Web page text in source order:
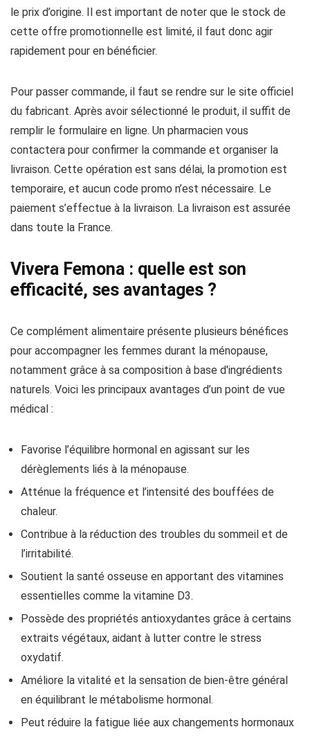
le prix d’origine. Il est important de noter que le stock de
cette offre promotionnelle est limité, il faut donc agir
rapidement pour en bénéficier.
Pour passer commande, il faut se rendre sur le site officiel
du fabricant. Après avoir sélectionné le produit, il suffit de
remplir le formulaire en ligne. Un pharmacien vous
contactera pour confirmer la commande et organiser la
livraison. Cette opération est sans délai, la promotion est
temporaire, et aucun code promo n’est nécessaire. Le
paiement s’effectue à la livraison. La livraison est assurée
dans toute la France.
Vivera Femona : quelle est son
efficacité, ses avantages ?
Ce complément alimentaire présente plusieurs bénéfices
pour accompagner les femmes durant la ménopause,
notamment grâce à sa composition à base d'ingrédients
naturels. Voici les principaux avantages d’un point de vue
médical :
Favorise l’équilibre hormonal en agissant sur les
dérèglements liés à la ménopause.
Atténue la fréquence et l’intensité des bouffées de
chaleur.
Contribue à la réduction des troubles du sommeil et de
l’irritabilité.
Soutient la santé osseuse en apportant des vitamines
essentielles comme la vitamine D3.
Possède des propriétés antioxydantes grâce à certains
extraits végétaux, aidant à lutter contre le stress
oxydatif.
Améliore la vitalité et la sensation de bien-être général
en équilibrant le métabolisme hormonal.
Peut réduire la fatigue liée aux changements hormonaux